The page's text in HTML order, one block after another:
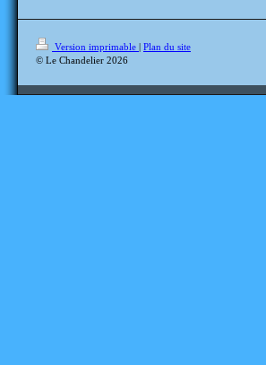
Version imprimable | Plan du site
© Le Chandelier 2026